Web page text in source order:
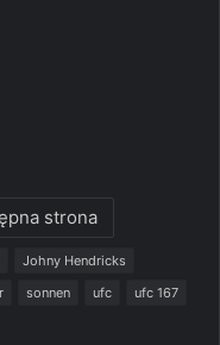
strona
Johny Hendricks
sonnen ufc
ufc 167